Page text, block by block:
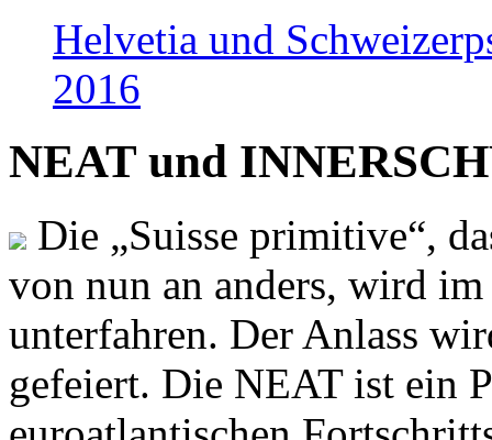
Helvetia und
2016
NEAT und
Die „Suisse primitive“,
von nun an anders, wird
unterfahren. Der Anlass
gefeiert. Die NEAT ist ein